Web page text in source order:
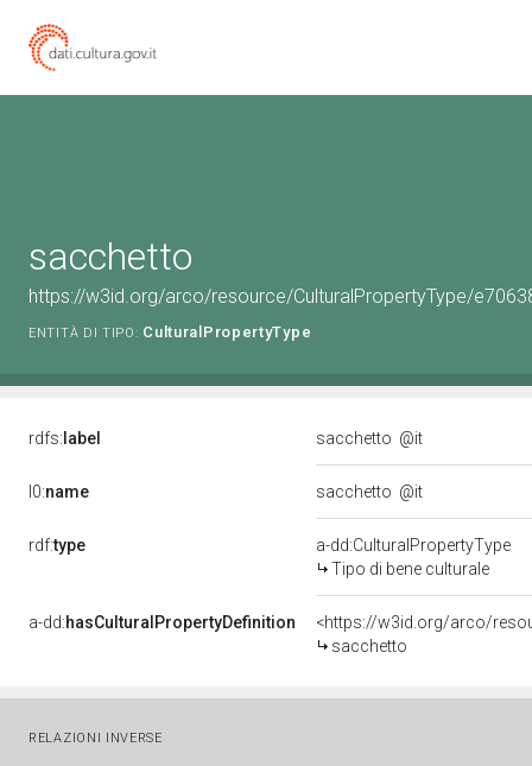
sacchetto
https://w3id.org/arco/resource/CulturalPropertyType/
ENTITÀ DI TIPO: CulturalPropertyType
rdfs: label sacchetto @it
l0:name sacchetto @it
rdf:type
a-dd:CulturalPropertyType
Tipo di bene culturale
a-dd:hasCulturalPropertyDefinition
<https://w3id.org/arco/
sacchetto
RELAZIONI INVERSE